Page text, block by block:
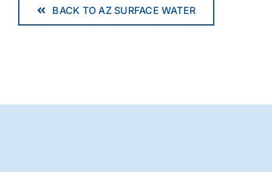
BACK TO AZ SURFACE WATER